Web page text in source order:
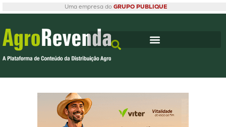
Uma empresa do GRUPO PUBLIQUE